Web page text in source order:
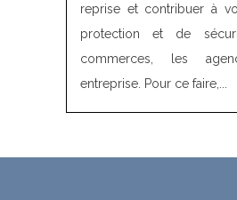
reprise et contribuer à
protection et de
commerces, les
entreprise. Pour ce faire,...